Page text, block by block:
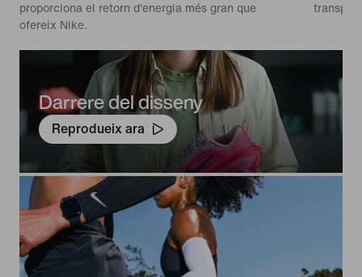
proporciona el retorn d'energia més gran que
ofereix Nike.
Darrere del disseny
Reprodueix ara